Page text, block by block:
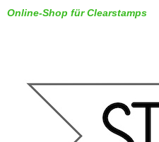
Online-Shop für Clearstamps